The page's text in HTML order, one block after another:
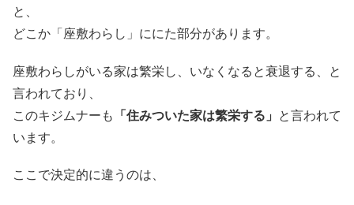
と、
どこか「座敷わらし」ににた部分があります。
座敷わらしがいる家は繁栄し、いなくなると衰退する、と
言われており、
このキジムナーも
「住みついた家は繁栄する」
と言われて
います。
ここで決定的に違うのは、